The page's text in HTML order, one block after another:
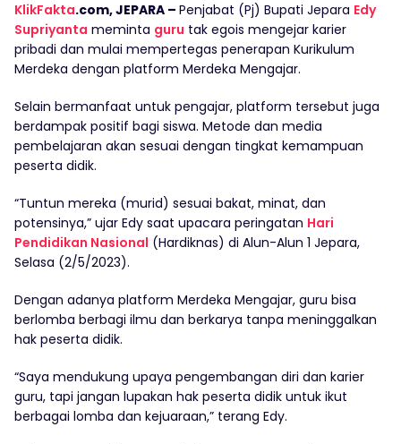
KlikFakta.com, JEPARA – Penjabat (Pj) Bupati Jepara Edy
Supriyanta meminta guru tak egois mengejar karier
pribadi dan mulai mempertegas penerapan Kurikulum
Merdeka dengan platform Merdeka Mengajar.
Selain bermanfaat untuk pengajar, platform tersebut juga
berdampak positif bagi siswa. Metode dan media
pembelajaran akan sesuai dengan tingkat kemampuan
peserta didik.
“Tuntun mereka (murid) sesuai bakat, minat, dan
potensinya,” ujar Edy saat upacara peringatan Hari
Pendidikan Nasional (Hardiknas) di Alun-Alun 1 Jepara,
Selasa (2/5/2023).
Dengan adanya platform Merdeka Mengajar, guru bisa
berlomba berbagi ilmu dan berkarya tanpa meninggalkan
hak peserta didik.
“Saya mendukung upaya pengembangan diri dan karier
guru, tapi jangan lupakan hak peserta didik untuk ikut
berbagai lomba dan kejuaraan,” terang Edy.